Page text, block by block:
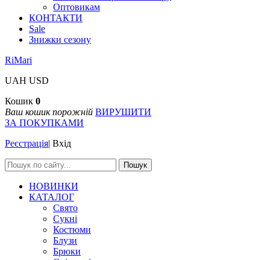
Оптовикам
КОНТАКТИ
Sale
Знижки сезону
RiMari
UAH USD
Кошик 0
Ваш кошик порожній ВИРУШИТИ
ЗА ПОКУПКАМИ
Реєстрація| Вхід
Пошук
НОВИНКИ
КАТАЛОГ
Свято
Сукні
Костюми
Блузи
Брюки